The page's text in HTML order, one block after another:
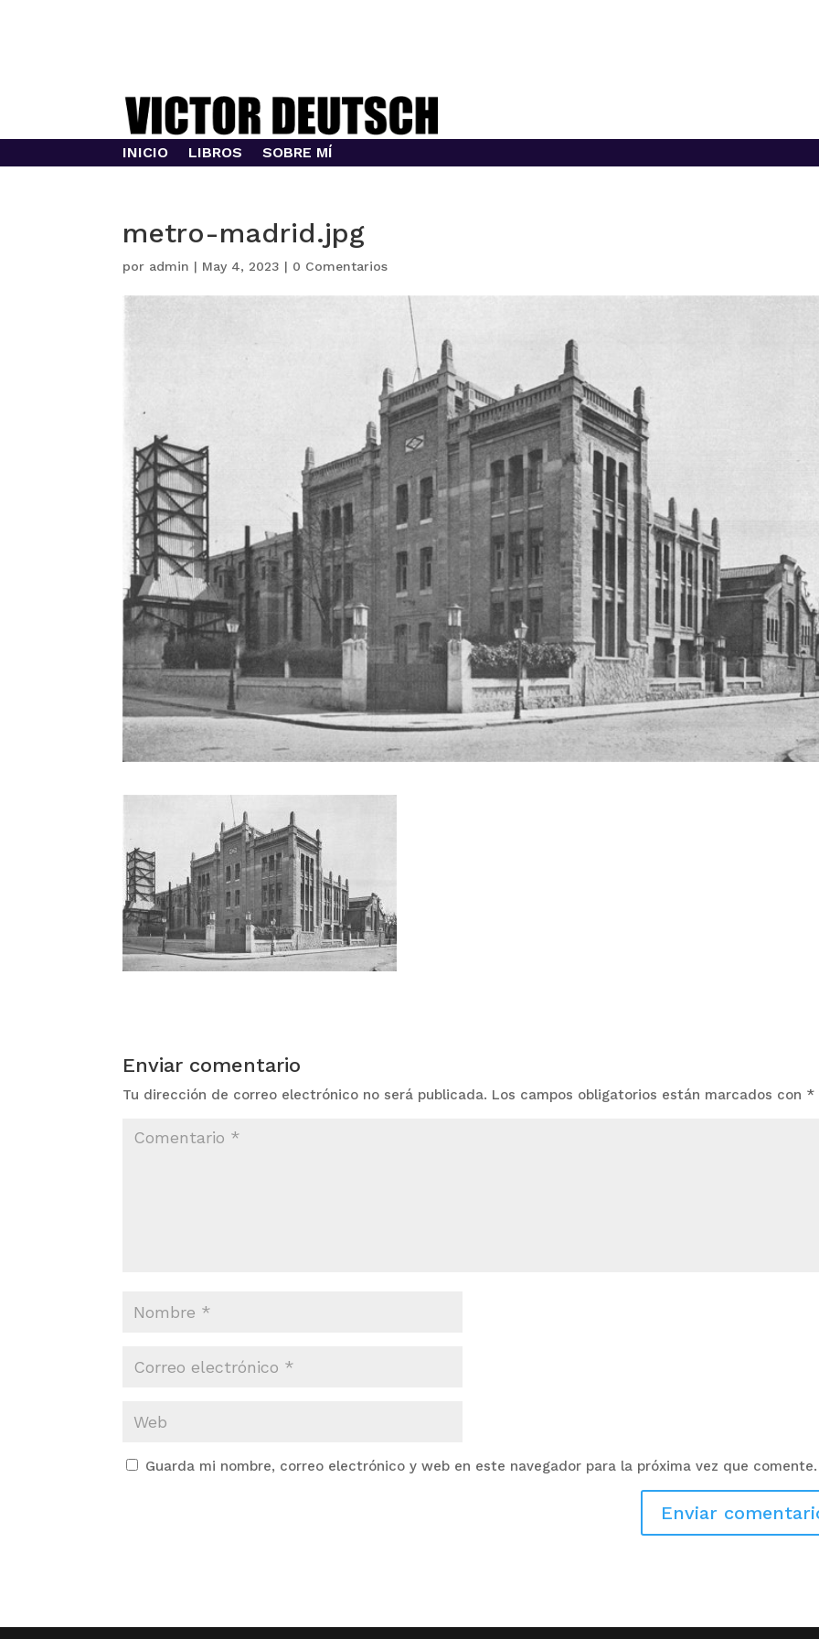
INICIO LIBROS SOBRE MÍ
metro-madrid.jpg
por admin | May 4, 2023 | 0 Comentarios
Enviar comentario
Tu dirección de correo electrónico no será publicada. Los campos obligatorios están marcados con *
Guarda mi nombre, correo electrónico y web en este navegador para la próxima vez que comente.